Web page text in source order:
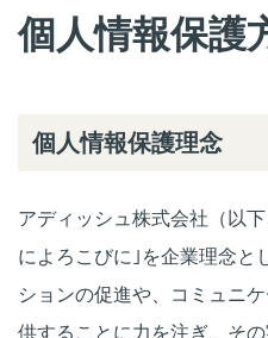
個人情報保護
個人情報保護理念
アディッシュ株式会社（以
によろこびに｣を企業理念と
ションの促進や、コミュニ
供することに力を注ぎ、そ